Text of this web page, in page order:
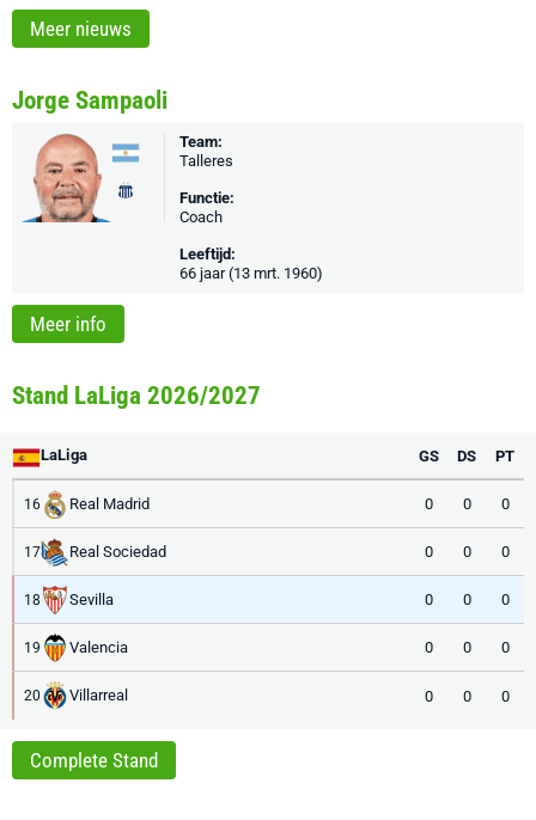
Meer nieuws
Jorge Sampaoli
Team:
Talleres
Functie:
Coach
Leeftijd:
66 jaar (13 mrt. 1960)
Meer info
Stand LaLiga 2026/2027
LaLiga GS DS PT
16 Real Madrid 0 0 0
17 Real Sociedad 0 0 0
18 Sevilla 0 0 0
19 Valencia 0 0 0
20 Villarreal 0 0 0
Complete Stand